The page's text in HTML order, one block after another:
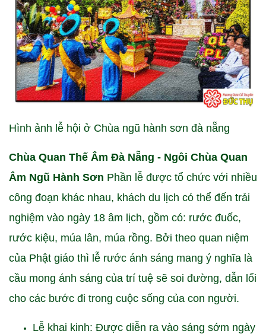
Hình ảnh lễ hội ở Chùa ngũ hành sơn đà nẵng
Chùa Quan Thế Âm Đà Nẵng - Ngôi Chùa Quan
Âm Ngũ Hành Sơn Phần lễ được tổ chức với nhiều
công đoạn khác nhau, khách du lịch có thể đến trải
nghiệm vào ngày 18 âm lịch, gồm có: rước đuốc,
rước kiệu, múa lân, múa rồng. Bởi theo quan niệm
của Phật giáo thì lễ rước ánh sáng mang ý nghĩa là
cầu mong ánh sáng của trí tuệ sẽ soi đường, dẫn lối
cho các bước đi trong cuộc sống của con người.
Lễ khai kinh: Được diễn ra vào sáng sớm ngày